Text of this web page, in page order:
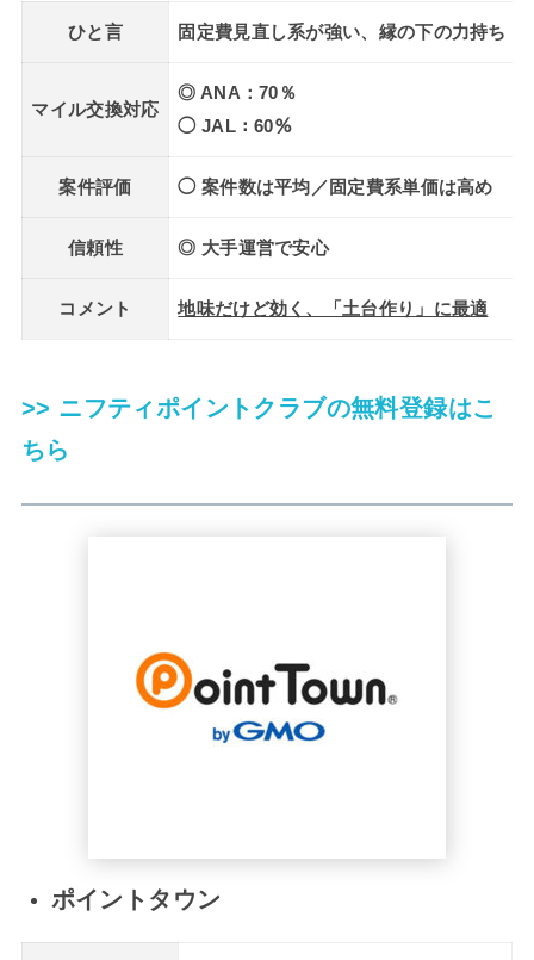
ひと言 固定費見直し系が強い、縁の下の力持ち
マイル交換対応
◎ ANA：70％
◯ JAL：60％
案件評価 ◯ 案件数は平均／固定費系単価は高め
信頼性 ◎ 大手運営で安心
コメント 地味だけど効く、「土台作り」に最適
>> ニフティポイントクラブの無料登録はこ
ちら
ポイントタウン